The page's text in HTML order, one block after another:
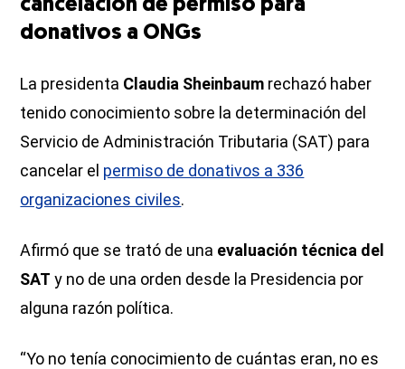
cancelación de permiso para
donativos a ONGs
La presidenta Claudia Sheinbaum rechazó haber
tenido conocimiento sobre la determinación del
Servicio de Administración Tributaria (SAT) para
cancelar el permiso de donativos a 336
organizaciones civiles.
Afirmó que se trató de una evaluación técnica del
SAT y no de una orden desde la Presidencia por
alguna razón política.
“Yo no tenía conocimiento de cuántas eran, no es